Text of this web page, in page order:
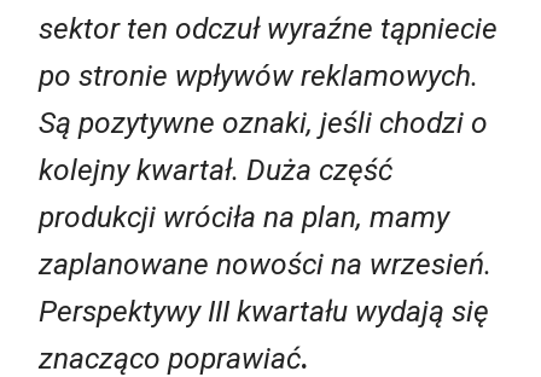
sektor ten odczuł wyraźne tąpniecie
po stronie wpływów reklamowych.
Są pozytywne oznaki, jeśli chodzi o
kolejny kwartał. Duża część
produkcji wróciła na plan, mamy
zaplanowane nowości na wrzesień.
Perspektywy III kwartału wydają się
znacząco poprawiać.